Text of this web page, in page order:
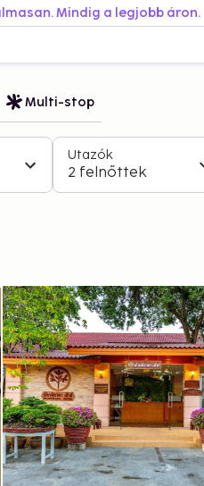
Mindig a legjobb áron.
Multi-stop
Utazók
2 felnőttek